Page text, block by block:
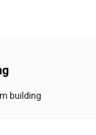
building